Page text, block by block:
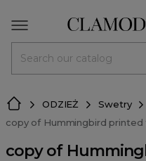
ODZIEŻ
Swetry
copy of Hummingbird printed
copy of